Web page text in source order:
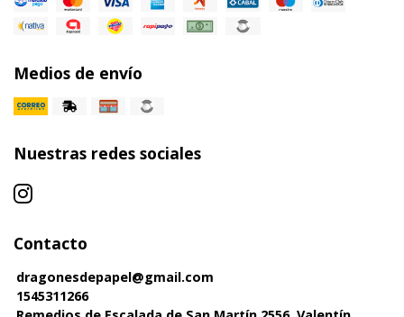
Medios de envío
Nuestras redes sociales
Contacto
dragonesdepapel@gmail.com
1545311266